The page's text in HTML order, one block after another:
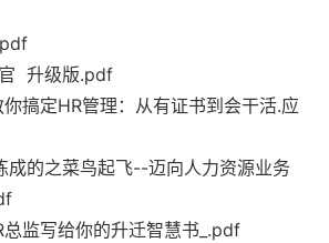
升级版.pdf
搞定HR管理：从有证书到会干活.应
成的之菜鸟起飞--迈向人力资源业务
监写给你的升迁智慧书_.pdf